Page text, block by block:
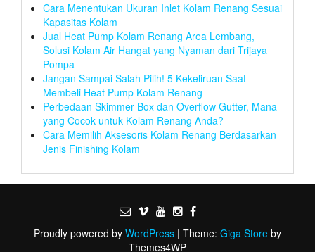
Cara Menentukan Ukuran Inlet Kolam Renang Sesuai
Kapasitas Kolam
Jual Heat Pump Kolam Renang Area Lembang,
Solusi Kolam Air Hangat yang Nyaman dari Trijaya
Pompa
Jangan Sampai Salah Pilih! 5 Kekeliruan Saat
Membeli Heat Pump Kolam Renang
Perbedaan Skimmer Box dan Overflow Gutter, Mana
yang Cocok untuk Kolam Renang Anda?
Cara Memilih Aksesoris Kolam Renang Berdasarkan
Jenis Finishing Kolam
Proudly powered by WordPress | Theme: Giga Store by
Themes4WP